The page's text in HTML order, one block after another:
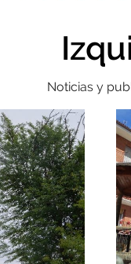
Noticias y